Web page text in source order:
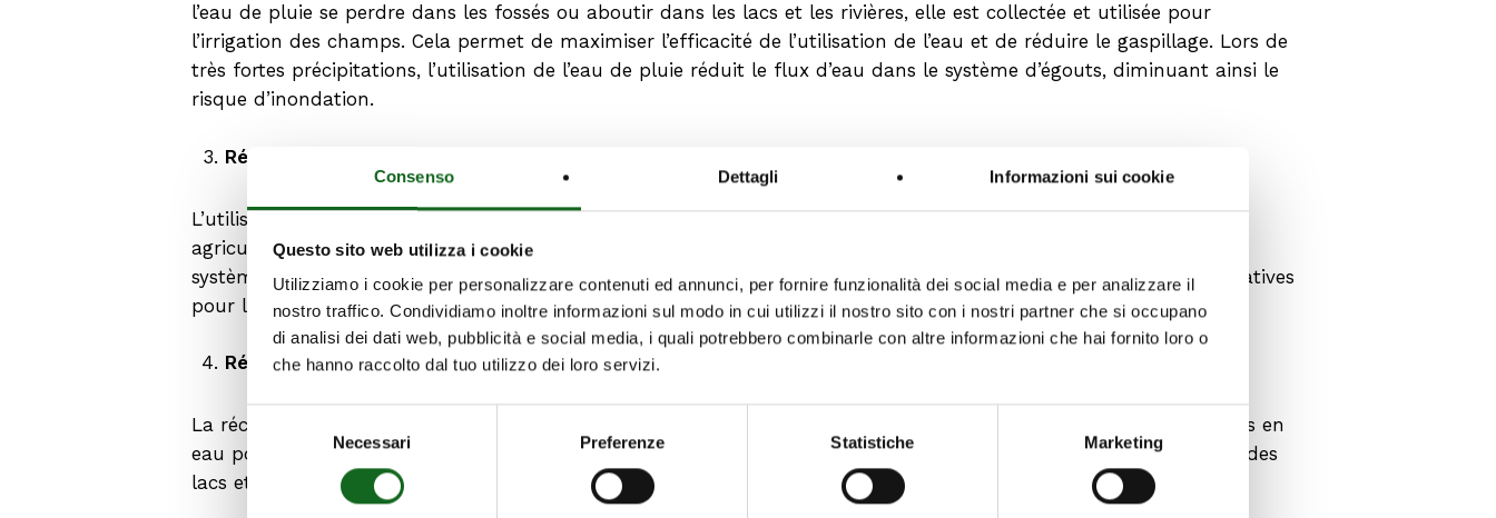
Consenso Dettagli Informazioni sui cookie
Questo sito web utilizza i cookie
Utilizziamo i cookie per personalizzare contenuti ed annunci, per fornire funzionalità dei social media e per analizzare il
nostro traffico. Condividiamo inoltre informazioni sul modo in cui utilizzi il nostro sito con i nostri partner che si occupano
di analisi dei dati web, pubblicità e social media, i quali potrebbero combinarle con altre informazioni che hai fornito loro o
che hanno raccolto dal tuo utilizzo dei loro servizi.
Necessari Preferenze Statistiche Marketing
l’eau de pluie se perdre dans les fossés ou aboutir dans les lacs et les rivières, elle est collectée et utilisée pour
l’irrigation des champs. Cela permet de maximiser l’efficacité de l’utilisation de l’eau et de réduire le gaspillage. Lors de
très fortes précipitations, l’utilisation de l’eau de pluie réduit le flux d’eau dans le système d’égouts, diminuant ainsi le
risque d’inondation.
Réduction des coûts
L’utilisation de l’eau de pluie récupérée dans les fossés peut contribuer à réduire les coûts liés à l’irrigation. Les
agriculteurs peuvent économiser de l’argent sur leurs factures d’eau potable et éviter d’avoir à investir dans des
systèmes d’irrigation coûteux. La récupération de l’eau des fossés offre donc une opportunité d’économies significatives
pour les agriculteurs.
Réduction de l’impact environnemental
La récupération de l’eau des fossés pour l’irrigation réduit l’impact environnemental lié à l’utilisation des ressources en
eau potable. L’utilisation de l’eau de pluie stockée dans les fossés permet de préserver l’équilibre hydrogéologique des
lacs et des rivières, contribuant ainsi à la conservation des écosystèmes aquatiques.